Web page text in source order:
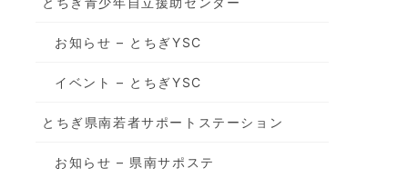
お知らせ – とちぎYSC
イベント – とちぎYSC
とちぎ県南若者サポートステーション
お知らせ – 県南サポステ